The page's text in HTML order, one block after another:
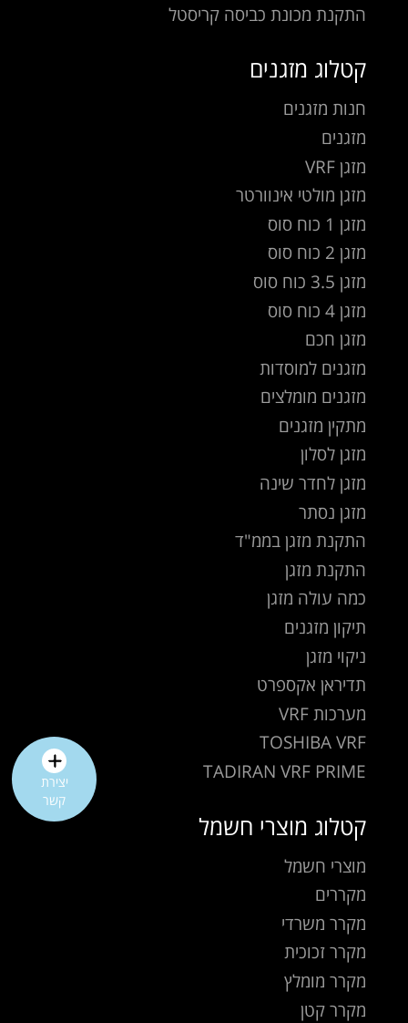
התקנת מכונת כביסה קריסטל
קטלוג מזגנים
חנות מזגנים
מזגנים
מזגן VRF
מזגן מולטי אינוורטר
מזגן 1 כוח סוס
מזגן 2 כוח סוס
מזגן 3.5 כוח סוס
מזגן 4 כוח סוס
מזגן חכם
מזגנים למוסדות
מזגנים מומלצים
מתקין מזגנים
מזגן לסלון
מזגן לחדר שינה
מזגן נסתר
התקנת מזגן בממ"ד
התקנת מזגן
כמה עולה מזגן
תיקון מזגנים
ניקוי מזגן
תדיראן אקספרט
מערכות VRF
TOSHIBA VRF
TADIRAN VRF PRIME
קטלוג מוצרי חשמל
מוצרי חשמל
מקררים
מקרר משרדי
מקרר זכוכית
מקרר מומלץ
מקרר קטן
יצירת
קשר